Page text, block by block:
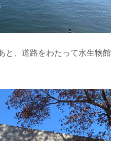
と、道路をわたって水生物館